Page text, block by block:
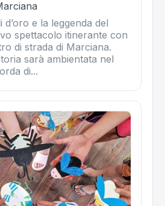
d’oro e la leggenda del
spettacolo itinerante con
di strada di Marciana.
sarà ambientata nel
di...